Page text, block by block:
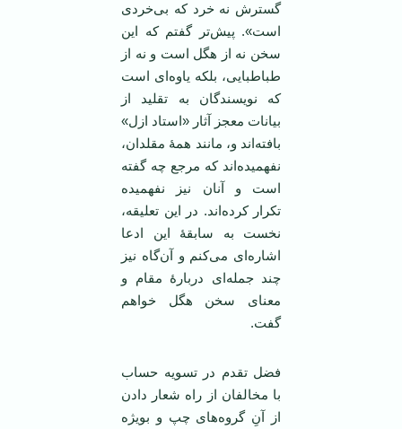
گسترش نه خرد که بی‌خردی
است». پیش‌تر گفتم که این
سخن نه از هگل است و نه از
طباطبایی، بلکه یاوه‌ای است
که نویسندگان به تقلید از
بیانات معجز آثار «استاد ازل»
بافته‌اند و، مانند همۀ مقلدان،
نفهمیده‌اند که مرجع چه گفته
است و آنان نیز نفهمیده
تکرار کرده‌اند. در این تعلیقه،
نخست به سابقۀ این ادعا
اشاره‌ای می‌کنم و آن‌گاه نیز
چند جمله‌ای دربارۀ مقام و
معنای سخن هگل خواهم
گفت.
فضل تقدم در تسویه حساب
با مخالفان از راه شعار دادن
از آنِ گروه‌های چپ و بویژه